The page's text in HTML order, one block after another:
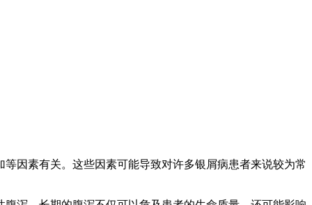
因素有关。这些因素可能导致对许多银屑病患者来说较为常